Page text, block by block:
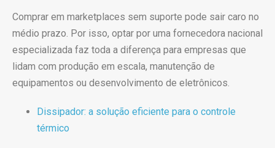
Comprar em marketplaces sem suporte pode sair caro no
médio prazo. Por isso, optar por uma fornecedora nacional
especializada faz toda a diferença para empresas que
lidam com produção em escala, manutenção de
equipamentos ou desenvolvimento de eletrônicos.
Dissipador: a solução eficiente para o controle
térmico